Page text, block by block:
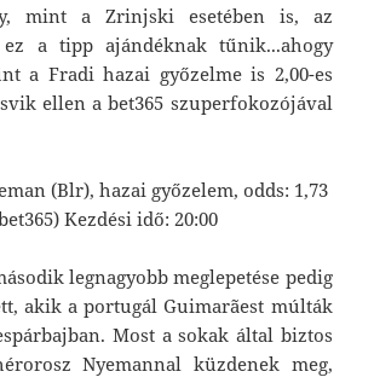
mint a Zrinjski esetében is, az
a tipp ajándéknak tűnik...ahogy
a Fradi hazai győzelme is 2,00-es
ellen a bet365 szuperfokozójával
(Blr), hazai győzelem, odds: 1,73
Kezdési idő: 20:00
legnagyobb meglepetése pedig
akik a portugál Guimarãest múlták
Most a sokak által biztos
Nyemannal küzdenek meg,